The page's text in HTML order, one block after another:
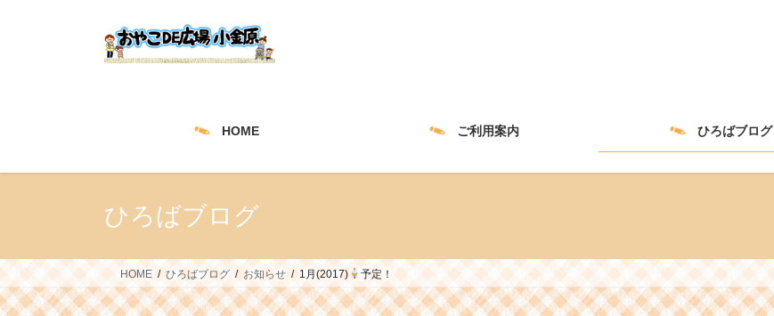
HOME ご利用案内 ひろばブログ
ひろばブログ
HOME ひろばブログ お知らせ 1月(2017) 予定！